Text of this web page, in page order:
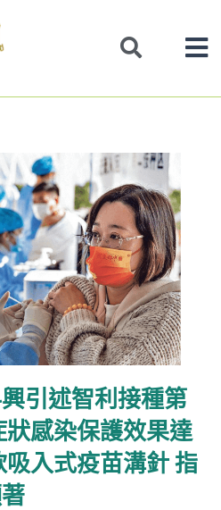
興引述智利接種第
感染保護效果達
入式疫苗溝針 指